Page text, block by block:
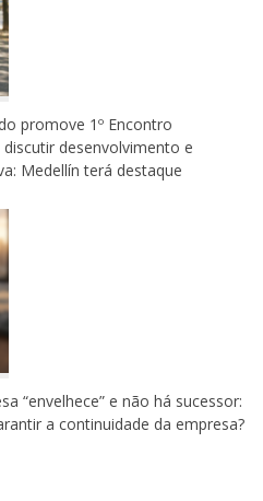
promove 1º Encontro
desenvolvimento e
Medellín terá destaque
“envelhece” e não há sucessor:
a continuidade da empresa?